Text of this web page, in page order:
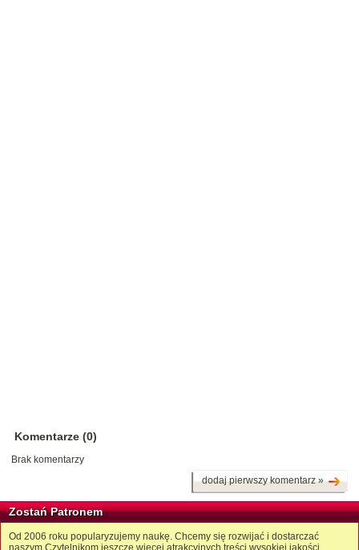
Komentarze (0)
Brak komentarzy
dodaj pierwszy komentarz »
Zostań Patronem
Od 2006 roku popularyzujemy naukę. Chcemy się rozwijać i dostarczać